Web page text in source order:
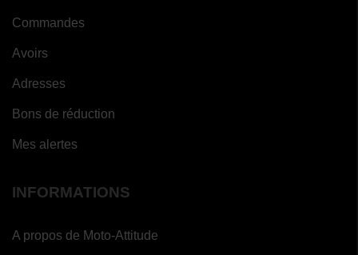
Commandes
Avoirs
Adresses
Bons de réduction
Mes alertes
INFORMATIONS
A propos de Moto-Attitude